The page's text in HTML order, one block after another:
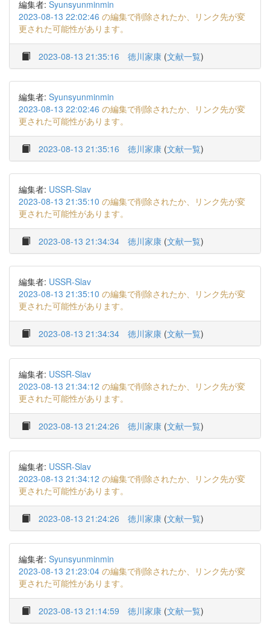
編集者: Syunsyunminmin
2023-08-13 22:02:46 の編集で削除されたか、リンク先が変
更された可能性があります。
2023-08-13 21:35:16 徳川家康 (文献一覧)
編集者: Syunsyunminmin
2023-08-13 22:02:46 の編集で削除されたか、リンク先が変
更された可能性があります。
2023-08-13 21:35:16 徳川家康 (文献一覧)
編集者: USSR-Slav
2023-08-13 21:35:10 の編集で削除されたか、リンク先が変
更された可能性があります。
2023-08-13 21:34:34 徳川家康 (文献一覧)
編集者: USSR-Slav
2023-08-13 21:35:10 の編集で削除されたか、リンク先が変
更された可能性があります。
2023-08-13 21:34:34 徳川家康 (文献一覧)
編集者: USSR-Slav
2023-08-13 21:34:12 の編集で削除されたか、リンク先が変
更された可能性があります。
2023-08-13 21:24:26 徳川家康 (文献一覧)
編集者: USSR-Slav
2023-08-13 21:34:12 の編集で削除されたか、リンク先が変
更された可能性があります。
2023-08-13 21:24:26 徳川家康 (文献一覧)
編集者: Syunsyunminmin
2023-08-13 21:23:04 の編集で削除されたか、リンク先が変
更された可能性があります。
2023-08-13 21:14:59 徳川家康 (文献一覧)